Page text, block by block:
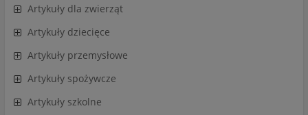
Artykuły dla zwierząt
Artykuły dziecięce
Artykuły przemysłowe
Artykuły spożywcze
Artykuły szkolne